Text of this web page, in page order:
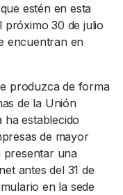
estén en esta
próximo 30 de julio
encuentran en
produzca de forma
de la Unión
ha establecido
de mayor
presentar una
antes del 31 de
en la sede